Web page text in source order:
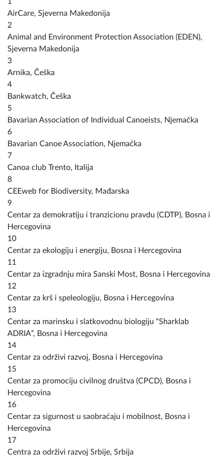
1
AirCare, Sjeverna Makedonija
2
Animal and Environment Protection Association (EDEN),
Sjeverna Makedonija
3
Arnika, Češka
4
Bankwatch, Češka
5
Bavarian Association of Individual Canoeists, Njemačka
6
Bavarian Canoe Association, Njemačka
7
Canoa club Trento, Italija
8
CEEweb for Biodiversity, Mađarska
9
Centar za demokratiju i tranzicionu pravdu (CDTP), Bosna i
Hercegovina
10
Centar za ekologiju i energiju, Bosna i Hercegovina
11
Centar za izgradnju mira Sanski Most, Bosna i Hercegovina
12
Centar za krš i speleologiju, Bosna i Hercegovina
13
Centar za marinsku i slatkovodnu biologiju “Sharklab
ADRIA”, Bosna i Hercegovina
14
Centar za održivi razvoj, Bosna i Hercegovina
15
Centar za promociju civilnog društva (CPCD), Bosna i
Hercegovina
16
Centar za sigurnost u saobraćaju i mobilnost, Bosna i
Hercegovina
17
Centra za održivi razvoj Srbije, Srbija